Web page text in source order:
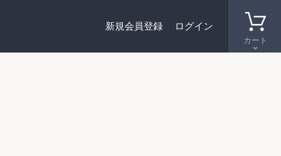
カート
新規会員登録 ログイン